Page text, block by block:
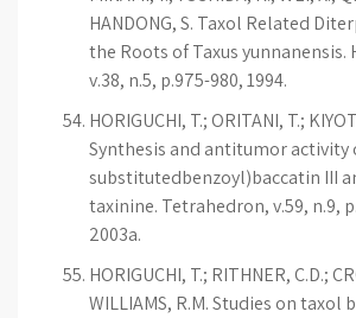
HANDONG, S. Taxol Related
the Roots of Taxus yunnanensis.
v.38, n.5, p.975-980, 1994.
HORIGUCHI, T.; ORITANI, T.;
Synthesis and antitumor activity
substitutedbenzoyl)baccatin III
taxinine. Tetrahedron, v.59, n.9,
2003a.
HORIGUCHI, T.; RITHNER, C.D.;
WILLIAMS, R.M. Studies on taxol